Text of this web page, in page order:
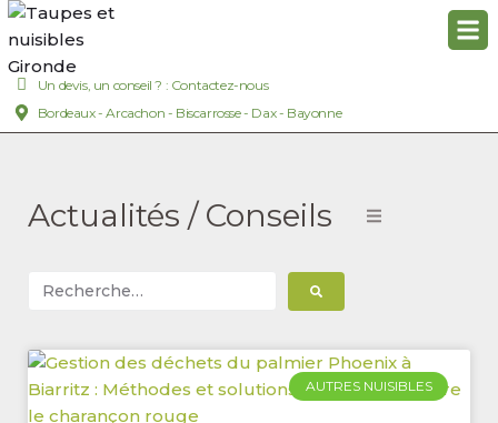
Un devis, un conseil ? : Contactez-nous
Bordeaux - Arcachon - Biscarrosse - Dax - Bayonne
Actualités / Conseils
AUTRES NUISIBLES